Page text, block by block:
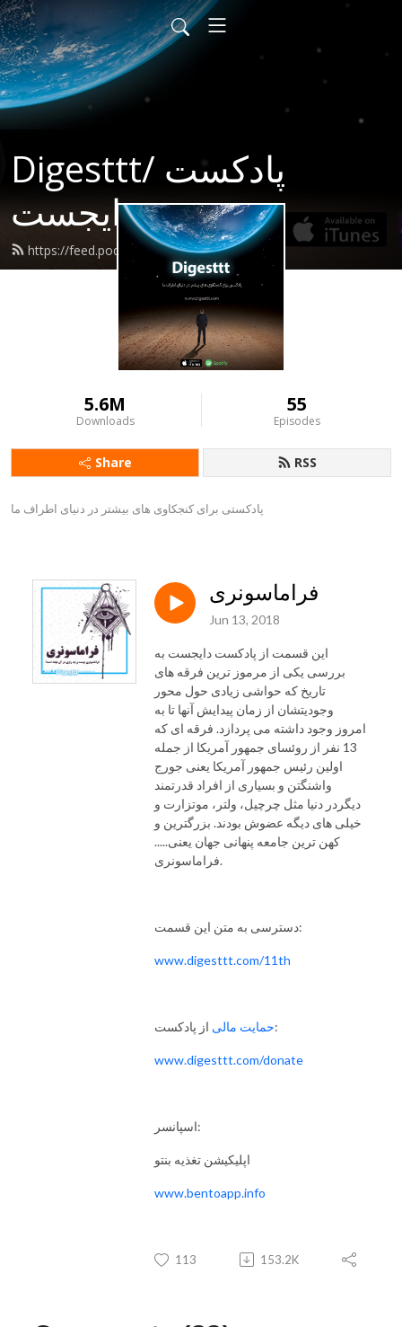
Digesttt/ پادکست
دایجست
https://feed.podbean.com/digesttt/feed.xml
5.6M
Downloads
55
Episodes
Share RSS
پادکستی برای کنجکاوی های بیشتر در دنیای اطراف ما
فراماسونری
Jun 13, 2018
این قسمت از پادکست دایجست به
بررسی یکی از مرموز ترین فرقه های
تاریخ که حواشی زیادی حول محور
وجودیتشان از زمان پیدایش آنها تا به
امروز وجود داشته می پردازد. فرقه ای که
13 نفر از روئسای جمهور آمریکا از جمله
اولین رئیس جمهور آمریکا یعنی جورج
واشنگتن و بسیاری از افراد قدرتمند
دیگردر دنیا مثل چرچیل، ولتر، موتزارت و
خیلی های دیگه عضوش بودند. بزرگترین و
کهن ترین جامعه پنهانی جهان یعنی.....
فراماسونری.
دسترسی به متن این قسمت:
www.digesttt.com/11th
حمایت مالیاز پادکست:
www.digesttt.com/donate
اسپانسر:
اپلیکیشن تغذیه بنتو
www.bentoapp.info
113 153.2K